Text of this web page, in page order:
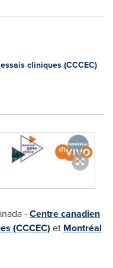
cliniques (CCCEC)
-Centre canadien
(CCCEC) et Montréal